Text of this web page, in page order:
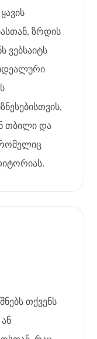
ზრდის
ვებსაიტს
თბილი და
თქვენს